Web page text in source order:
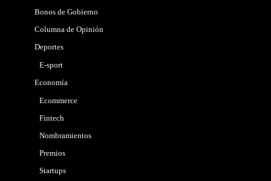
Bonos de Gobierno
Columna de Opinión
Deportes
E-sport
Economía
Ecommerce
Fintech
Nombramientos
Premios
Startups